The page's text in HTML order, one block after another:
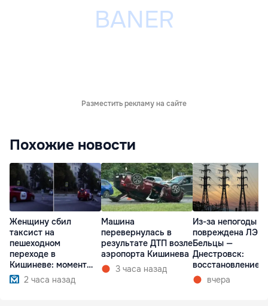
Разместить рекламу на сайте
Похожие новости
Женщину сбил
таксист на
пешеходном
переходе в
Кишиневе: момент
ДТП попал на видео
2 часа назад
Машина
перевернулась в
результате ДТП возле
аэропорта Кишинева
3 часа назад
Из-за непогоды
повреждена ЛЭП
Бельцы —
Днестровск:
восстановление
займет более
вчера